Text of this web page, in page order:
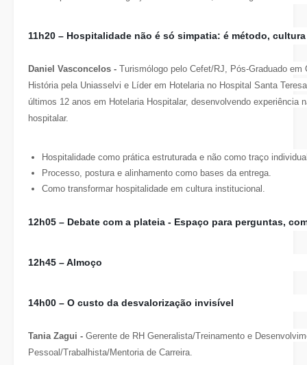
11h20 – Hospitalidade não é só simpatia: é método,
Daniel Vasconcelos - Turismólogo pelo Cefet/RJ, Pós-Graduado
História pela Uniasselvi e Líder em Hotelaria no Hospital Santa
últimos 12 anos em Hotelaria Hospitalar, desenvolvendo
hospitalar.
Hospitalidade como prática estruturada e não como traço
Processo, postura e alinhamento como bases da entrega.
Como transformar hospitalidade em cultura institucional.
12h05 – Debate com a plateia - Espaço para perguntas,
12h45 – Almoço
14h00 – O custo da desvalorização invisível
Tania Zagui - Gerente de RH Generalista/Treinamento e
Pessoal/Trabalhista/Mentoria de Carreira.